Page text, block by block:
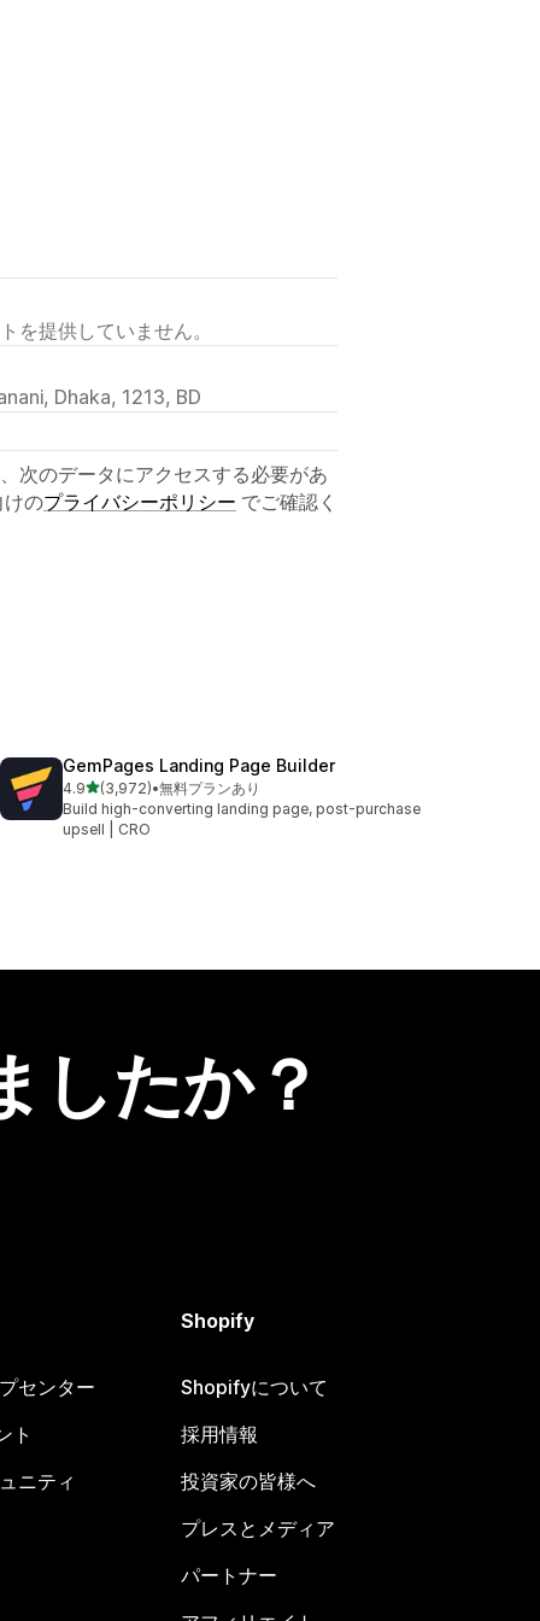
を提供していません。
Dhaka, 1213, BD
次のデータにアクセスする必要があ
けのプライバシーポリシー でご確認く
GemPages Landing Page Builder
4.95つ星中
(3,972)
合計レビュー数：3972件
•無料プランあり
Build high-converting landing page, post-purchase
upsell | CRO
したか？
センター
ト
ニティ
Shopify
Shopifyについて
採用情報
投資家の皆様へ
プレスとメディア
パートナー